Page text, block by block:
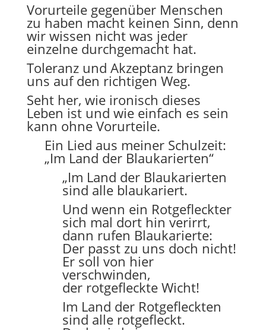
Vorurteile gegenüber Menschen
zu haben macht keinen Sinn, denn
wir wissen nicht was jeder
einzelne durchgemacht hat.
Toleranz und Akzeptanz bringen
uns auf den richtigen Weg.
Seht her, wie ironisch dieses
Leben ist und wie einfach es sein
kann ohne Vorurteile.
Ein Lied aus meiner Schulzeit:
„Im Land der Blaukarierten“
„Im Land der Blaukarierten
sind alle blaukariert.
Und wenn ein Rotgefleckter
sich mal dort hin verirrt,
dann rufen Blaukarierte:
Der passt zu uns doch nicht!
Er soll von hier
verschwinden,
der rotgefleckte Wicht!
Im Land der Rotgefleckten
sind alle rotgefleckt.